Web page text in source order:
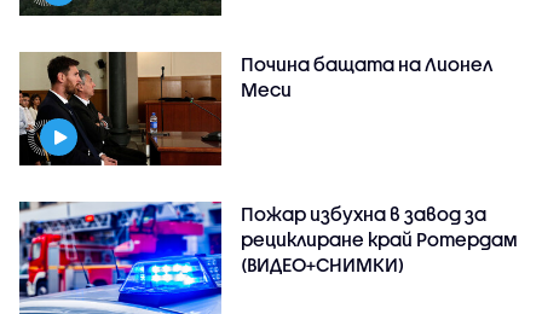
Почина бащата на Лионел
Меси
Пожар избухна в завод за
рециклиране край Ротердам
(ВИДЕО+СНИМКИ)